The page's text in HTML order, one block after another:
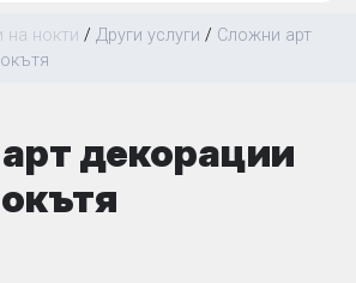
на нокти / Други услуги / Сложни арт
декорации